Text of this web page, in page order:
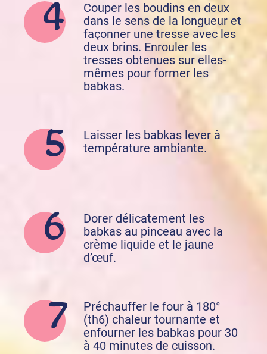
Couper les boudins en deux
dans le sens de la longueur et
façonner une tresse avec les
deux brins. Enrouler les
tresses obtenues sur elles-
mêmes pour former les
babkas.
Laisser les babkas lever à
température ambiante.
Dorer délicatement les
babkas au pinceau avec la
crème liquide et le jaune
d’œuf.
Préchauffer le four à 180°
(th6) chaleur tournante et
enfourner les babkas pour 30
à 40 minutes de cuisson.